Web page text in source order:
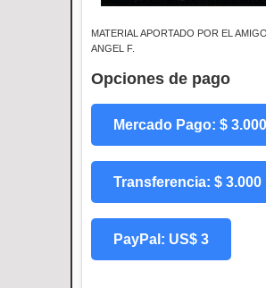
MATERIAL APORTADO POR EL
ANGEL F.
Opciones de pago
Mercado Pago: $ 3.000
Transferencia: $ 3.000
PayPal: US$ 3